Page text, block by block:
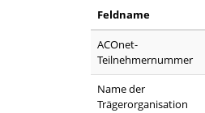
Feldname
ACOnet-
Teilnehmernummer
Name der
Trägerorganisation